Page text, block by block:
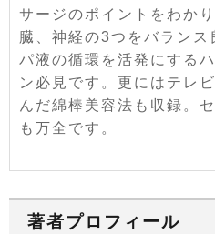
サージのポイントをわか
臓、神経の3つをバランス
パ液の循環を活発にする
ン必見です。更にはテレ
んだ綿棒美容法も収録。
も万全です。
著者プロフィール